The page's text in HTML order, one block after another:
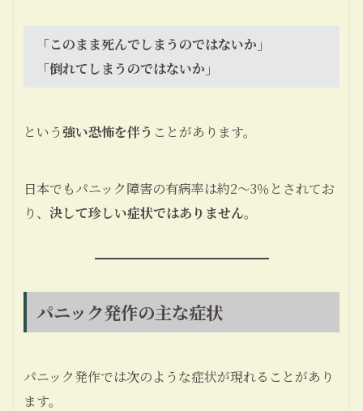
「このまま死んでしまうのではないか」
「倒れてしまうのではないか」
という強い恐怖を伴う ことがあります。
日本でもパニック障害の有病率は約2〜3％とされてお
り、 決して珍しい症状ではありません。
パニック発作の主な症状
パニック発作では次のような症状が現れることがあり
ます。